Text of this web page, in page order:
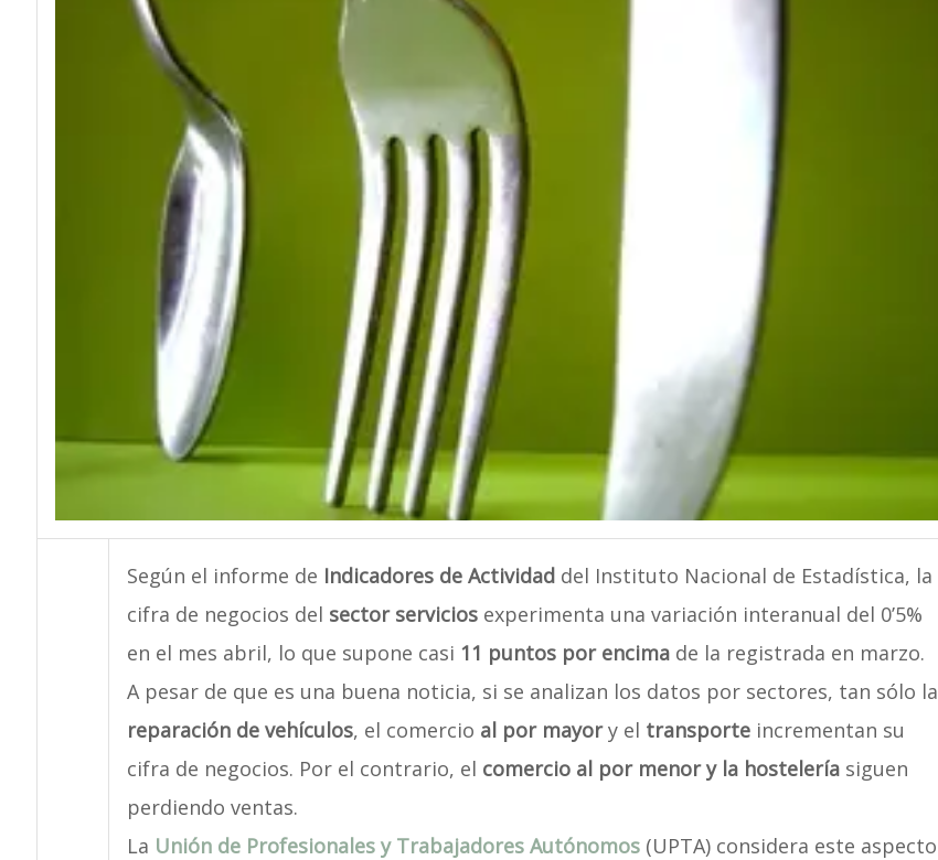
Según el informe de Indicadores de Actividaddel Instituto Nacional de Estadística, la
cifra de negocios del sector serviciosexperimenta una variación interanual del 0’5%
en el mes abril, lo que supone casi 11 puntos por encimade la registrada en marzo.
A pesar de que es una buena noticia, si se analizan los datos por sectores, tan sólo la
reparación de vehículos, el comercio al por mayory el transporteincrementan su
cifra de negocios. Por el contrario, el comercio al por menor y la hosteleríasiguen
perdiendo ventas.
La Unión de Profesionales y Trabajadores Autónomos(UPTA) considera este aspecto